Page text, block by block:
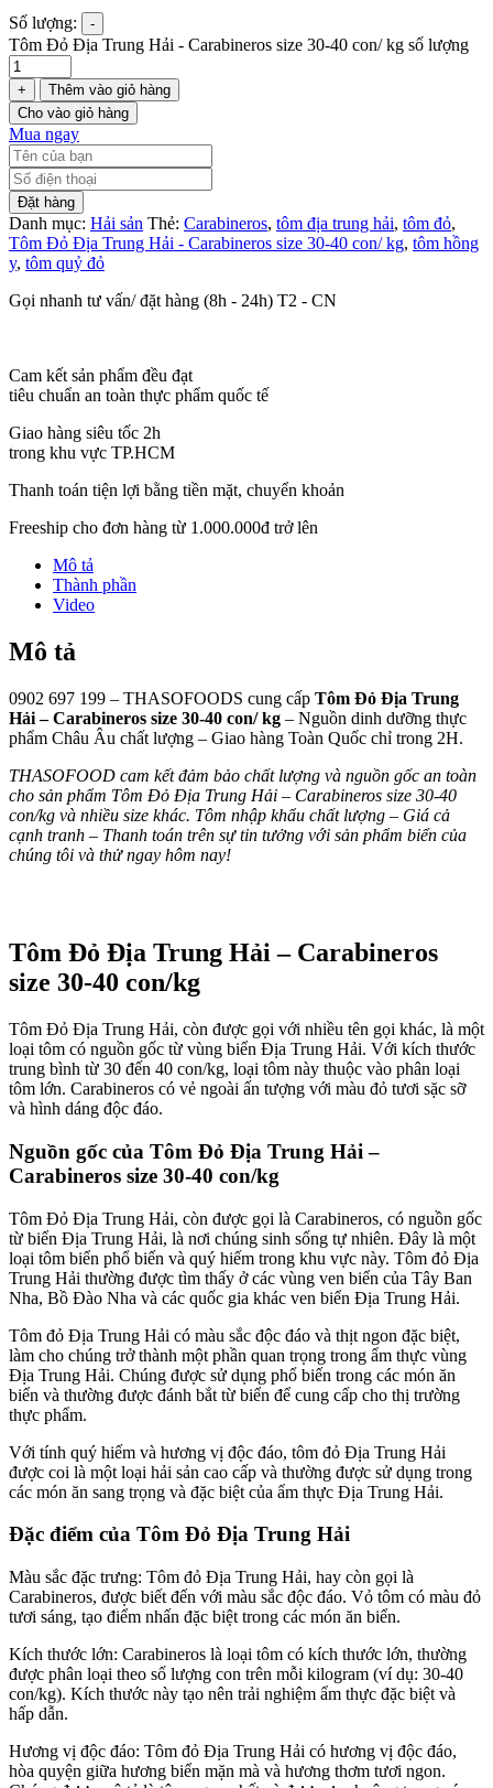
Số lượng: -
Tôm Đỏ Địa Trung Hải - Carabineros size 30-40 con/ kg số lượng
+
Thêm vào giỏ hàng
Cho vào giỏ hàng
Mua ngay
Đặt hàng
Danh mục: Hải sản Thẻ: Carabineros, tôm địa trung hải, tôm đỏ,
Tôm Đỏ Địa Trung Hải - Carabineros size 30-40 con/ kg, tôm hồng
y, tôm quỷ đỏ
Gọi nhanh tư vấn/ đặt hàng (8h - 24h) T2 - CN
Cam kết sản phẩm đều đạt
tiêu chuẩn an toàn thực phẩm quốc tế
Giao hàng siêu tốc 2h
trong khu vực TP.HCM
Thanh toán tiện lợi bằng tiền mặt, chuyển khoản
Freeship cho đơn hàng từ 1.000.000đ trở lên
Mô tả
Thành phần
Video
Mô tả
0902 697 199 – THASOFOODS cung cấp Tôm Đỏ Địa Trung
Hải – Carabineros size 30-40 con/ kg – Nguồn dinh dưỡng thực
phẩm Châu Âu chất lượng – Giao hàng Toàn Quốc chỉ trong 2H.
THASOFOOD cam kết đảm bảo chất lượng và nguồn gốc an toàn
cho sản phẩm Tôm Đỏ Địa Trung Hải – Carabineros size 30-40
con/kg và nhiều size khác. Tôm nhập khẩu chất lượng – Giá cả
cạnh tranh – Thanh toán trên sự tin tưởng với sản phẩm biển của
chúng tôi và thử ngay hôm nay!
Tôm Đỏ Địa Trung Hải – Carabineros
size 30-40 con/kg
Tôm Đỏ Địa Trung Hải, còn được gọi với nhiều tên gọi khác, là một
loại tôm có nguồn gốc từ vùng biển Địa Trung Hải. Với kích thước
trung bình từ 30 đến 40 con/kg, loại tôm này thuộc vào phân loại
tôm lớn. Carabineros có vẻ ngoài ấn tượng với màu đỏ tươi sặc sỡ
và hình dáng độc đáo.
Nguồn gốc của Tôm Đỏ Địa Trung Hải –
Carabineros size 30-40 con/kg
Tôm Đỏ Địa Trung Hải, còn được gọi là Carabineros, có nguồn gốc
từ biển Địa Trung Hải, là nơi chúng sinh sống tự nhiên. Đây là một
loại tôm biển phổ biến và quý hiếm trong khu vực này. Tôm đỏ Địa
Trung Hải thường được tìm thấy ở các vùng ven biển của Tây Ban
Nha, Bồ Đào Nha và các quốc gia khác ven biển Địa Trung Hải.
Tôm đỏ Địa Trung Hải có màu sắc độc đáo và thịt ngon đặc biệt,
làm cho chúng trở thành một phần quan trọng trong ẩm thực vùng
Địa Trung Hải. Chúng được sử dụng phổ biến trong các món ăn
biển và thường được đánh bắt từ biển để cung cấp cho thị trường
thực phẩm.
Với tính quý hiếm và hương vị độc đáo, tôm đỏ Địa Trung Hải
được coi là một loại hải sản cao cấp và thường được sử dụng trong
các món ăn sang trọng và đặc biệt của ẩm thực Địa Trung Hải.
Đặc điểm của Tôm Đỏ Địa Trung Hải
Màu sắc đặc trưng: Tôm đỏ Địa Trung Hải, hay còn gọi là
Carabineros, được biết đến với màu sắc độc đáo. Vỏ tôm có màu đỏ
tươi sáng, tạo điểm nhấn đặc biệt trong các món ăn biển.
Kích thước lớn: Carabineros là loại tôm có kích thước lớn, thường
được phân loại theo số lượng con trên mỗi kilogram (ví dụ: 30-40
con/kg). Kích thước này tạo nên trải nghiệm ẩm thực đặc biệt và
hấp dẫn.
Hương vị độc đáo: Tôm đỏ Địa Trung Hải có hương vị độc đáo,
hòa quyện giữa hương biển mặn mà và hương thơm tươi ngon.